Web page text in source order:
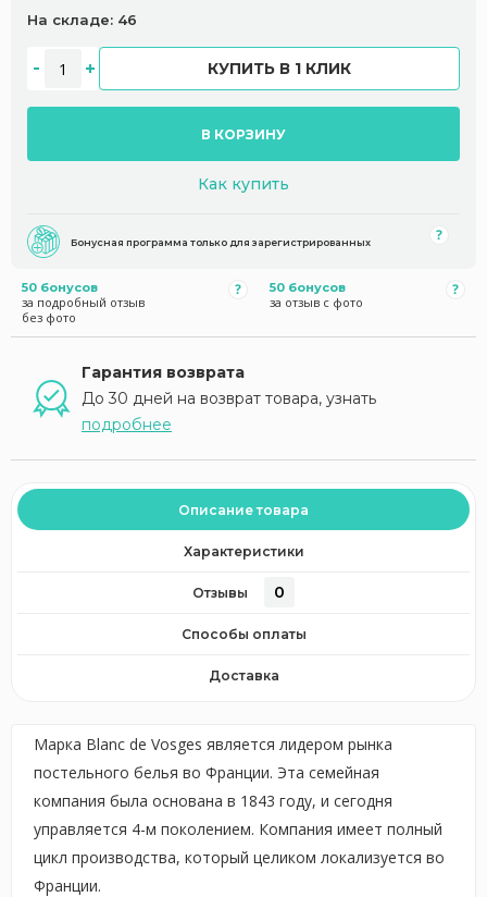
На складе: 46
КУПИТЬ В 1 КЛИК
В КОРЗИНУ
Как купить
Бонусная программа только для зарегистрированных
50 бонусов
за подробный отзыв
без фото
50 бонусов
за отзыв с фото
Гарантия возврата
До 30 дней на возврат товара, узнать
подробнее
Описание товара
Характеристики
Отзывы 0
Способы оплаты
Доставка
Марка Blanc de Vosges является лидером рынка
постельного белья во Франции. Эта семейная
компания была основана в 1843 году, и сегодня
управляется 4-м поколением. Компания имеет полный
цикл производства, который целиком локализуется во
Франции.